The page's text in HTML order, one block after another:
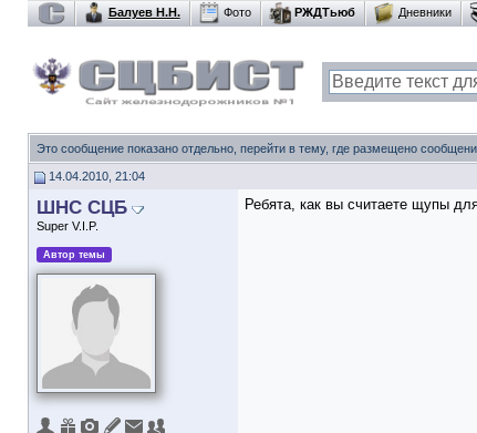
Балуев Н.Н. Фото РЖДТьюб Дневники
Это сообщение показано отдельно, перейти в тему, где размещено
14.04.2010, 21:04
ШНС СЦБ
Super V.I.P.
Автор темы
Ребята, как вы считаете щупы